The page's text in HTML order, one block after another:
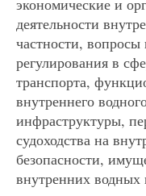
деятельности
частности, вопросы
регулирования в
транспорта,
внутреннего
инфраструктуры,
судоходства на
безопасности,
внутренних водных